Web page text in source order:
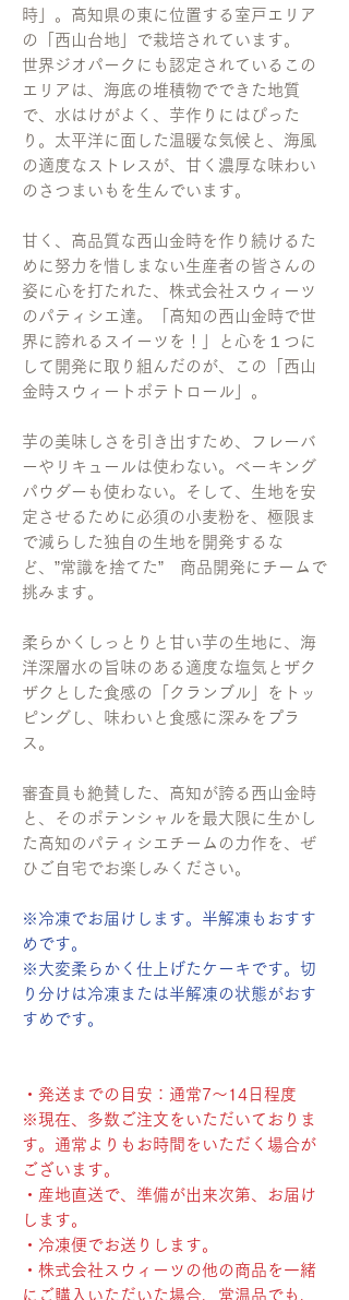
時」。高知県の東に位置する室戸エリア
の「西山台地」で栽培されています。
世界ジオパークにも認定されているこの
エリアは、海底の堆積物でできた地質
で、水はけがよく、芋作りにはぴった
り。太平洋に面した温暖な気候と、海風
の適度なストレスが、甘く濃厚な味わい
のさつまいもを生んでいます。
甘く、高品質な西山金時を作り続けるた
めに努力を惜しまない生産者の皆さんの
姿に心を打たれた、株式会社スウィーツ
のパティシエ達。「高知の西山金時で世
界に誇れるスイーツを！」と心を１つに
して開発に取り組んだのが、この「西山
金時スウィートポテトロール」。
芋の美味しさを引き出すため、フレーバ
ーやリキュールは使わない。ベーキング
パウダーも使わない。そして、生地を安
定させるために必須の小麦粉を、極限ま
で減らした独自の生地を開発するな
ど、”常識を捨てた” 商品開発にチームで
挑みます。
柔らかくしっとりと甘い芋の生地に、海
洋深層水の旨味のある適度な塩気とザク
ザクとした食感の「クランブル」をトッ
ピングし、味わいと食感に深みをプラ
ス。
審査員も絶賛した、高知が誇る西山金時
と、そのポテンシャルを最大限に生かし
た高知のパティシエチームの力作を、ぜ
ひご自宅でお楽しみください。
※冷凍でお届けします。半解凍もおすす
めです。
※大変柔らかく仕上げたケーキです。切
り分けは冷凍または半解凍の状態がおす
すめです。
・発送までの目安：通常7〜14日程度
※現在、多数ご注文をいただいておりま
す。通常よりもお時間をいただく場合が
ございます。
・産地直送で、準備が出来次第、お届け
します。
・冷凍便でお送りします。
・株式会社スウィーツの他の商品を一緒
にご購入いただいた場合、常温品でも、